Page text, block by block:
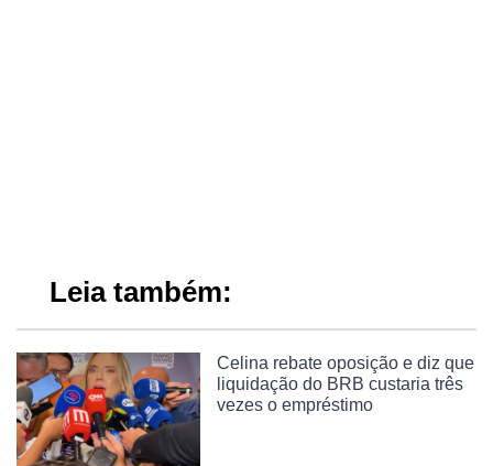
Leia também:
Celina rebate oposição e diz que
liquidação do BRB custaria três
vezes o empréstimo